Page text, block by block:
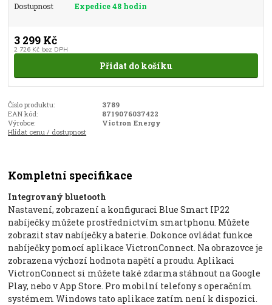
Dostupnost Expedice 48 hodin
3 299 Kč
2 726 Kč bez DPH
Přidat do košíku
Číslo produktu:
3789
EAN kód:
8719076037422
Výrobce:
Victron Energy
Hlídat cenu / dostupnost
Kompletní specifikace
Integrovaný bluetooth
Nastavení, zobrazení a konfiguraci Blue Smart IP22
nabíječky můžete prostřednictvím smartphonu. Můžete
zobrazit stav nabíječky a baterie. Dokonce ovládat funkce
nabíječky pomocí aplikace VictronConnect. Na obrazovce je
zobrazena výchozí hodnota napětí a proudu. Aplikaci
VictronConnect si můžete také zdarma stáhnout na Google
Play, nebo v App Store. Pro mobilní telefony s operačním
systémem Windows tato aplikace zatím není k dispozici.